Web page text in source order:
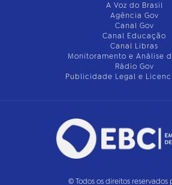
A Voz do Brasil
Agência Gov
Canal Gov
Canal Educação
Canal Libras
Monitoramento e Análise
Rádio Gov
Publicidade Legal e
© Todos os direitos reservados